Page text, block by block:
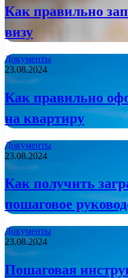
Как правильно
визу
Документы
23.08.2024
Как правильно
на квартиру
Документы
23.08.2024
Как получить
пошаговое
Документы
23.08.2024
Пошаговая